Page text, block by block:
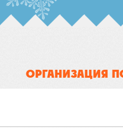
ОРГАНИЗАЦИЯ